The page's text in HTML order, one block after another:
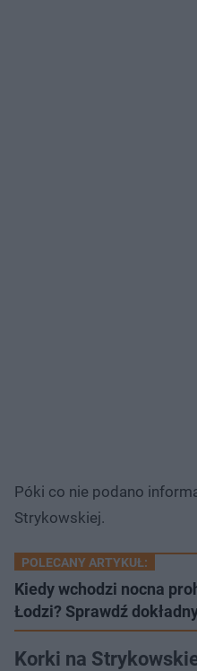
Póki co nie podano
Strykowskiej.
POLECANY ARTYKUŁ:
Kiedy wchodzi nocna
Łodzi? Sprawdź
Korki na